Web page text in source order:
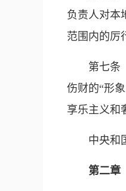
负责人对本
范围内的厉
第七条
伤财的“形
享乐主义和
中央和
第二